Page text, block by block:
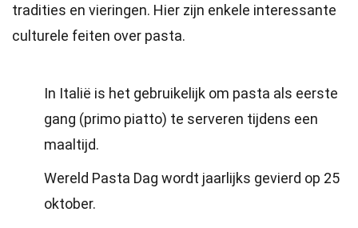
tradities en vieringen. Hier zijn enkele interessante
culturele feiten over pasta.
In Italië is het gebruikelijk om pasta als eerste
gang (primo piatto) te serveren tijdens een
maaltijd.
Wereld Pasta Dag wordt jaarlijks gevierd op 25
oktober.